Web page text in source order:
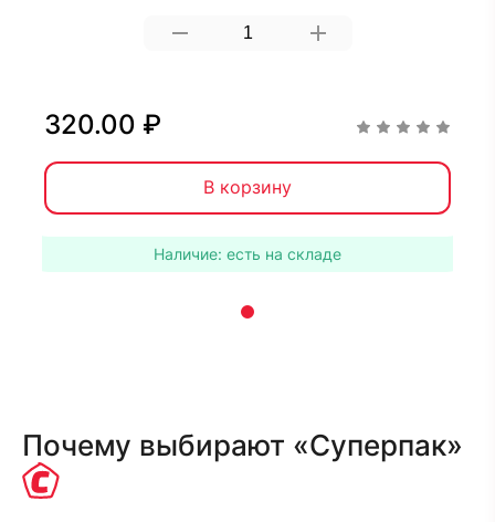
320.00 ₽
В корзину
Наличие: есть на складе
Почему выбирают «Суперпак»